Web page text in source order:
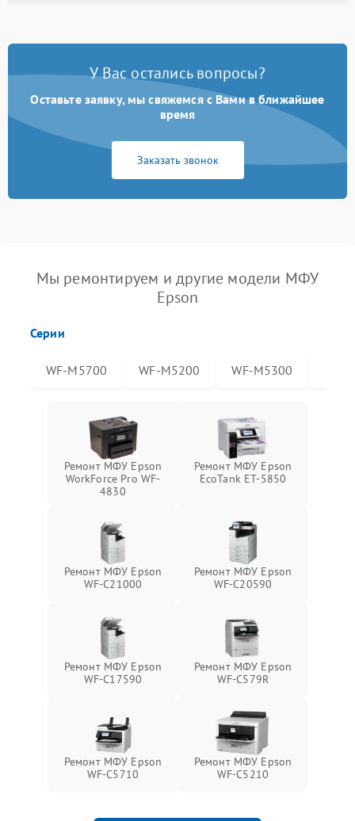
У Вас остались вопросы?
Оставьте заявку, мы свяжемся с Вами в ближайшее
время
Заказать звонок
Мы ремонтируем и другие модели МФУ
Epson
Серии
WF-M5700 WF-M5200 WF-M5300
Ремонт МФУ Epson
WorkForce Pro WF-
4830
Ремонт МФУ Epson
EcoTank ET-5850
Ремонт МФУ Epson
WF-C21000
Ремонт МФУ Epson
WF-C20590
Ремонт МФУ Epson
WF-C17590
Ремонт МФУ Epson
WF-C579R
Ремонт МФУ Epson
WF-C5710
Ремонт МФУ Epson
WF-C5210